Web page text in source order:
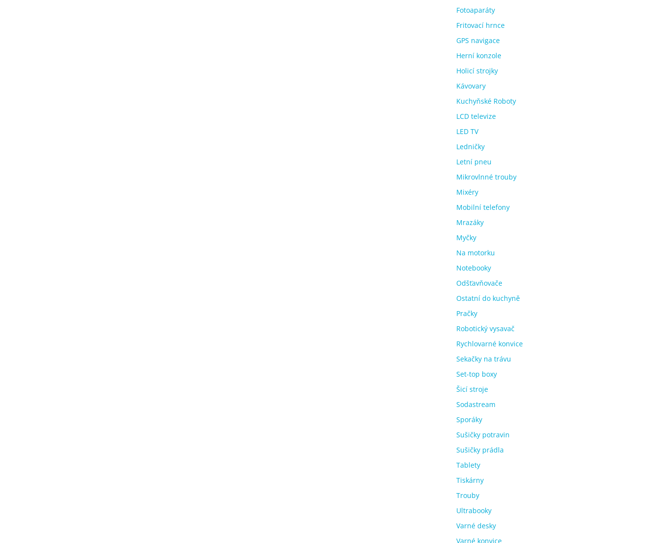
Fotoaparáty
Fritovací hrnce
GPS navigace
Herní konzole
Holicí strojky
Kávovary
Kuchyňské Roboty
LCD televize
LED TV
Ledničky
Letní pneu
Mikrovlnné trouby
Mixéry
Mobilní telefony
Mrazáky
Myčky
Na motorku
Notebooky
Odšťavňovače
Ostatní do kuchyně
Pračky
Robotický vysavač
Rychlovarné konvice
Sekačky na trávu
Set-top boxy
Šicí stroje
Sodastream
Sporáky
Sušičky potravin
Sušičky prádla
Tablety
Tiskárny
Trouby
Ultrabooky
Varné desky
Varné konvice